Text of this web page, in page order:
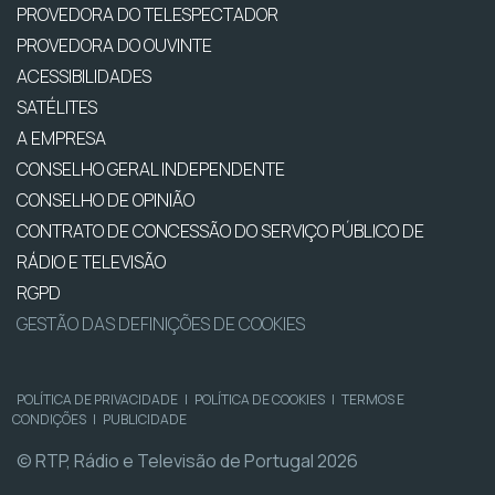
PROVEDORA DO TELESPECTADOR
PROVEDORA DO OUVINTE
ACESSIBILIDADES
SATÉLITES
A EMPRESA
CONSELHO GERAL INDEPENDENTE
CONSELHO DE OPINIÃO
CONTRATO DE CONCESSÃO DO SERVIÇO PÚBLICO DE
RÁDIO E TELEVISÃO
RGPD
GESTÃO DAS DEFINIÇÕES DE COOKIES
POLÍTICA DE PRIVACIDADE | POLÍTICA DE COOKIES | TERMOS E
CONDIÇÕES | PUBLICIDADE
© RTP, Rádio e Televisão de Portugal 2026